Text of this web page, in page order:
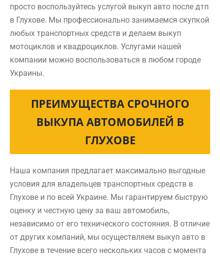
просто воспользуйтесь услугой выкуп авто после дтп
в Глухове. Мы профессионально занимаемся скупкой
любых транспортных средств и делаем выкуп
мотоциклов и квадроциклов. Услугами нашей
компании можно воспользоваться в любом городе
Украины.
ПРЕИМУЩЕСТВА СРОЧНОГО
ВЫКУПА АВТОМОБИЛЕЙ В
ГЛУХОВЕ
Наша компания предлагает максимально выгодные
условия для владельцев транспортных средств в
Глухове и по всей Украине. Мы гарантируем быструю
оценку и честную цену за ваш автомобиль,
независимо от его технического состояния. В отличие
от других компаний, мы осуществляем выкуп авто в
Глухове в течение всего нескольких часов с момента